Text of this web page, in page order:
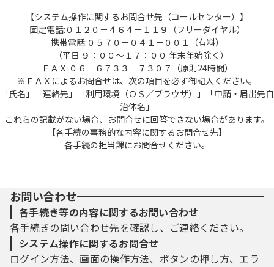
【システム操作に関するお問合せ先（コールセンター）】
固定電話:０１２０－４６４－１１９（フリーダイヤル）
携帯電話:０５７０－０４１－００１（有料）
（平日 ９：００～１７：００ 年末年始除く）
ＦＡＸ:０６－６７３３－７３０７（原則24時間）
※ＦＡＸによるお問合せは、次の項目を必ず御記入ください。
「氏名」「連絡先」「利用環境（ＯＳ／ブラウザ）」「申請・届出先自
治体名」
これらの記載がない場合、お問合せに回答できない場合があります。
【各手続の事務的な内容に関するお問合せ先】
各手続の担当課にお問合せください。
お問い合わせ
各手続き等の内容に関するお問い合わせ
各手続きの問い合わせ先を確認し、ご連絡ください。
システム操作に関するお問合せ
ログイン方法、画面の操作方法、ボタンの押し方、エラ